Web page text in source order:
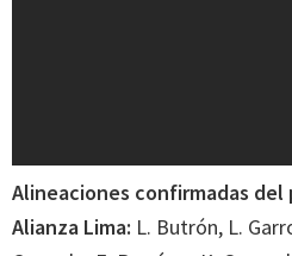
Alineaciones confirmadas del
Alianza Lima: L. Butrón, L.